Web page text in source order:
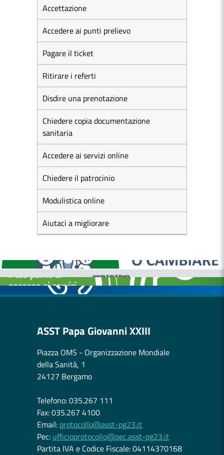
Accettazione
Accedere ai punti prelievo
Pagare il ticket
Ritirare i referti
Disdire una prenotazione
Chiedere copia documentazione
sanitaria
Accedere ai servizi online
Chiedere il patrocinio
Modulistica online
Aiutaci a migliorare
BOLLETTINI DISAGIO DA CALORE
CASE DI COMUNITÀ
OSPEDALE DI COMUNITÀ
ASST Papa Giovanni XXIII
Piazza OMS - Organizzazione Mondiale
della Sanità, 1
24127 Bergamo
Telefono: 035.267 111
Fax: 035.267 4100
Email: protocollo@asst-pg23.it
Pec: ufficioprotocollo@pec.asst-pg23.it
Partita IVA e Codice Fiscale: 04114370168